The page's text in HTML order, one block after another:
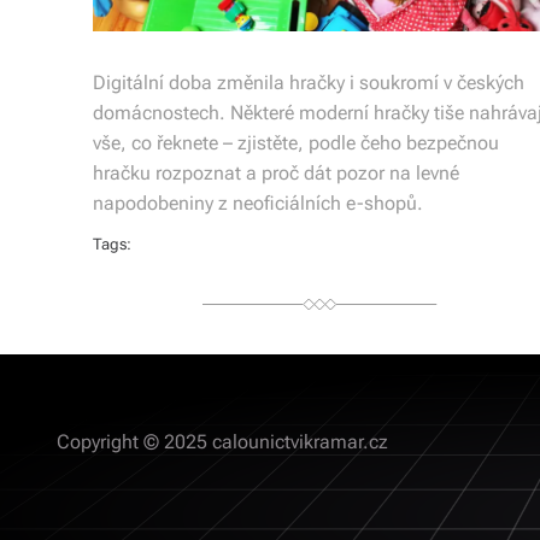
Digitální doba změnila hračky i soukromí v českých
domácnostech. Některé moderní hračky tiše
vše, co řeknete – zjistěte, podle čeho bezpečnou
hračku rozpoznat a proč dát pozor na levné
napodobeniny z neoficiálních e-shopů.
Tags:
Copyright © 2025 calounictvikramar.cz